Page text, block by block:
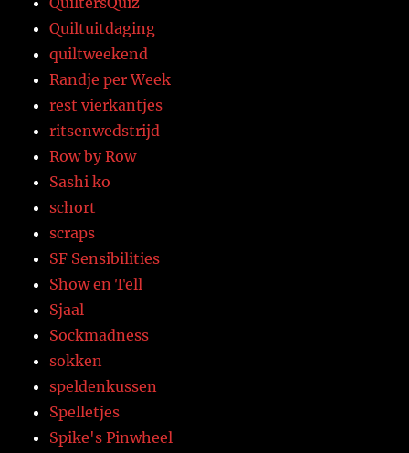
Quiltuitdaging
quiltweekend
Randje per Week
rest vierkantjes
ritsenwedstrijd
Row by Row
Sashi ko
schort
scraps
SF Sensibilities
Show en Tell
Sjaal
Sockmadness
sokken
speldenkussen
Spelletjes
Spike's Pinwheel